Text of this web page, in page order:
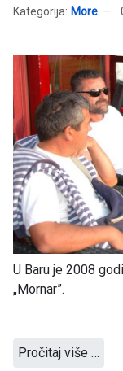
Kategorija: More
U Baru je 2008
„Mornar”.
Pročitaj više …